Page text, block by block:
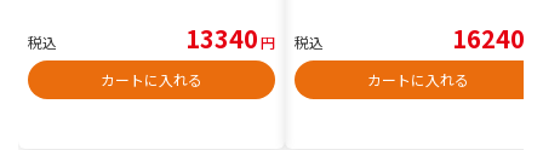
税込 13340円
カートに入れる
税込 16240
カートに入れる